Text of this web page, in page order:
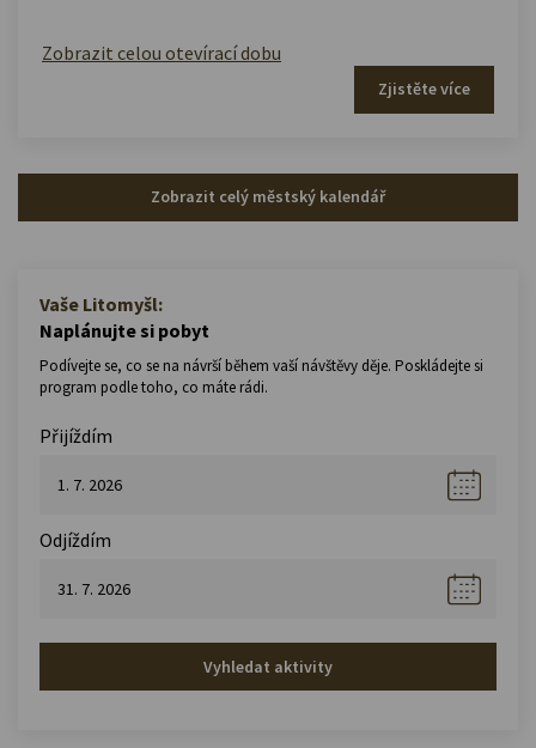
Zobrazit celou otevírací dobu
Zjistěte více
Zobrazit celý městský kalendář
Vaše Litomyšl:
Naplánujte si pobyt
Podívejte se, co se na návrší během vaší návštěvy děje. Poskládejte si
program podle toho, co máte rádi.
Přijíždím
Odjíždím
Vyhledat aktivity